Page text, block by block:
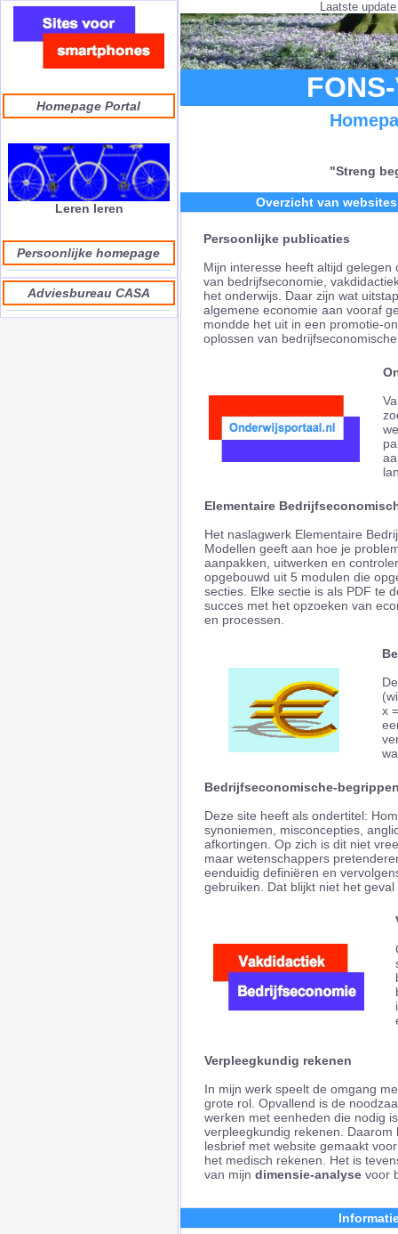
Homepage Portal
Leren leren
Persoonlijke homepage
Adviesbureau CASA
Laatste
"Streng
Overzicht van
Persoonlijke publicaties
Mijn interesse heeft altijd gelegen
van bedrijfseconomie,
het onderwijs. Daar zijn wat
algemene economie aan vooraf
mondde het uit in een promotie-
oplossen van
Elementaire
Het naslagwerk Elementaire
Modellen geeft aan hoe je
aanpakken, uitwerken en
opgebouwd uit 5 modulen die
secties. Elke sectie is als PDF te
succes met het opzoeken van
en processen.
x
Bedrijfseconomische-
Deze site heeft als ondertitel:
synoniemen, misconcepties,
afkortingen. Op zich is dit niet
maar wetenschappers
eenduidig definiëren en
gebruiken. Dat blijkt niet het geval
Verpleegkundig rekenen
In mijn werk speelt de omgang
grote rol. Opvallend is de
werken met eenheden die nodig
verpleegkundig rekenen. Daarom
lesbrief met website gemaakt
het medisch rekenen. Het is
van mijn dimensie-analyse voor